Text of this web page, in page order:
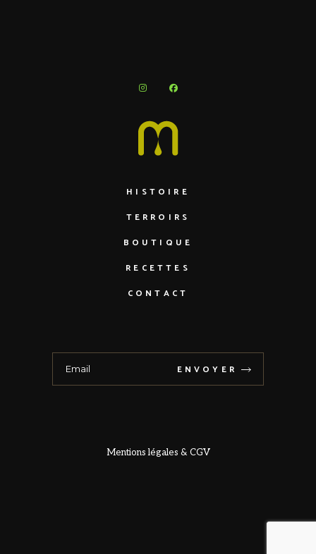
HISTOIRE
TERROIRS
BOUTIQUE
RECETTES
CONTACT
ENVOYER
Mentions légales & CGV